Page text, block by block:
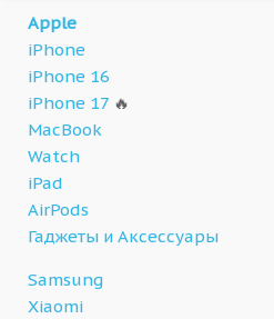
Apple
iPhone
iPhone 16
iPhone 17 🔥
MacBook
Watch
iPad
AirPods
Гаджеты и Аксессуары
Samsung
Xiaomi